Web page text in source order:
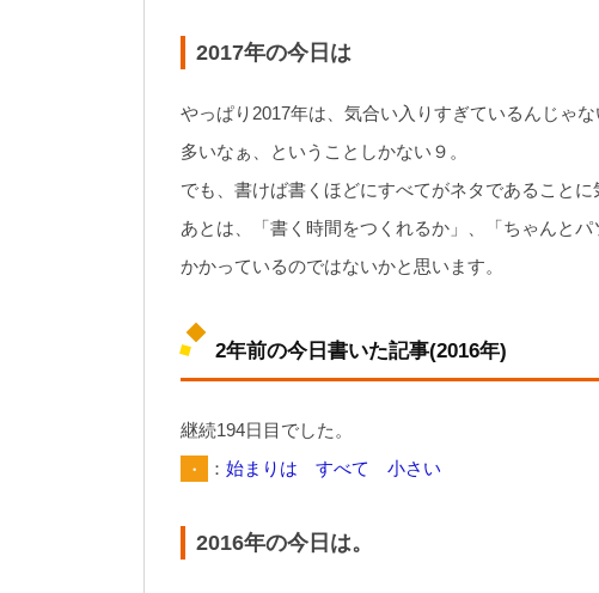
2017年の今日は
やっぱり2017年は、気合い入りすぎているんじゃな
多いなぁ、ということしかない９。
でも、書けば書くほどにすべてがネタであることに
あとは、「書く時間をつくれるか」、「ちゃんと
かかっているのではないかと思います。
2年前の今日書いた記事(2016年)
継続194日目でした。
・
： 始まりは すべて 小さい
2016年の今日は。